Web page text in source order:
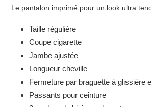
produit
panier
Le pantalon imprimé pour un look ultra
Taille régulière
Coupe cigarette
Jambe ajustée
Longueur cheville
Fermeture par braguette à glissière
Passants pour ceinture